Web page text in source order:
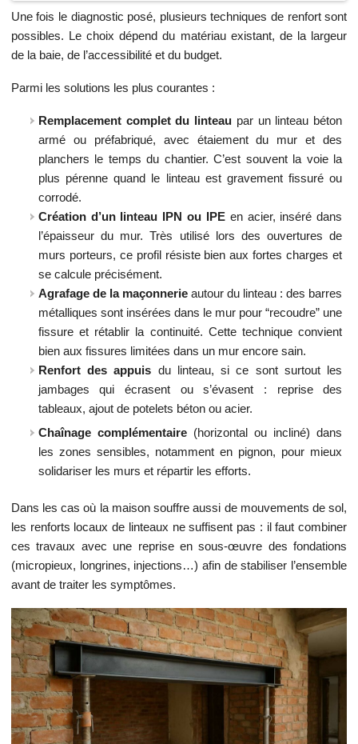
Une fois le diagnostic posé, plusieurs techniques de renfort sont
possibles. Le choix dépend du matériau existant, de la largeur
de la baie, de l’accessibilité et du budget.
Parmi les solutions les plus courantes :
Remplacement complet du linteau par un linteau béton
armé ou préfabriqué, avec étaiement du mur et des
planchers le temps du chantier. C’est souvent la voie la
plus pérenne quand le linteau est gravement fissuré ou
corrodé.
Création d’un linteau IPN ou IPEen acier, inséré dans
l’épaisseur du mur. Très utilisé lors des ouvertures de
murs porteurs, ce profil résiste bien aux fortes charges et
se calcule précisément.
Agrafage de la maçonnerieautour du linteau : des barres
métalliques sont insérées dans le mur pour “recoudre” une
fissure et rétablir la continuité. Cette technique convient
bien aux fissures limitées dans un mur encore sain.
Renfort des appuis du linteau, si ce sont surtout les
jambages qui écrasent ou s’évasent : reprise des
tableaux, ajout de potelets béton ou acier.
Chaînage complémentaire(horizontal ou incliné) dans
les zones sensibles, notamment en pignon, pour mieux
solidariser les murs et répartir les efforts.
Dans les cas où la maison souffre aussi de mouvements de sol,
les renforts locaux de linteaux ne suffisent pas : il faut combiner
ces travaux avec une reprise en sous-œuvre des fondations
(micropieux, longrines, injections…) afin de stabiliser l’ensemble
avant de traiter les symptômes.